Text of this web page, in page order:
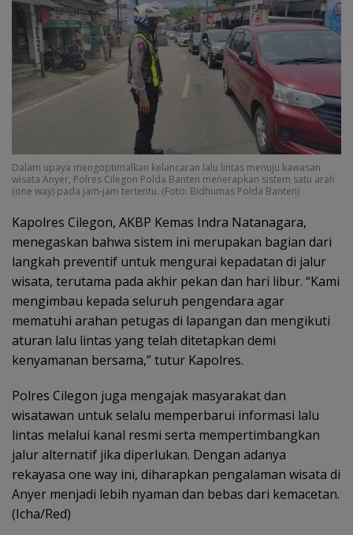
Dalam upaya mengoptimalkan kelancaran lalu lintas menuju kawasan
wisata Anyer, Polres Cilegon Polda Banten menerapkan sistem satu arah
(one way) pada jam-jam tertentu. (Foto: Bidhumas Polda Banten)
Kapolres Cilegon, AKBP Kemas Indra Natanagara,
menegaskan bahwa sistem ini merupakan bagian dari
langkah preventif untuk mengurai kepadatan di jalur
wisata, terutama pada akhir pekan dan hari libur. “Kami
mengimbau kepada seluruh pengendara agar
mematuhi arahan petugas di lapangan dan mengikuti
aturan lalu lintas yang telah ditetapkan demi
kenyamanan bersama,” tutur Kapolres.
Polres Cilegon juga mengajak masyarakat dan
wisatawan untuk selalu memperbarui informasi lalu
lintas melalui kanal resmi serta mempertimbangkan
jalur alternatif jika diperlukan. Dengan adanya
rekayasa one way ini, diharapkan pengalaman wisata di
Anyer menjadi lebih nyaman dan bebas dari kemacetan.
(Icha/Red)